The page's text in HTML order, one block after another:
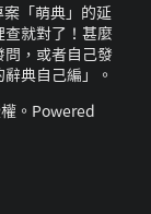
案「萌典」的延
就對了！甚麼
，或者自己發
典自己編」。
。Powered